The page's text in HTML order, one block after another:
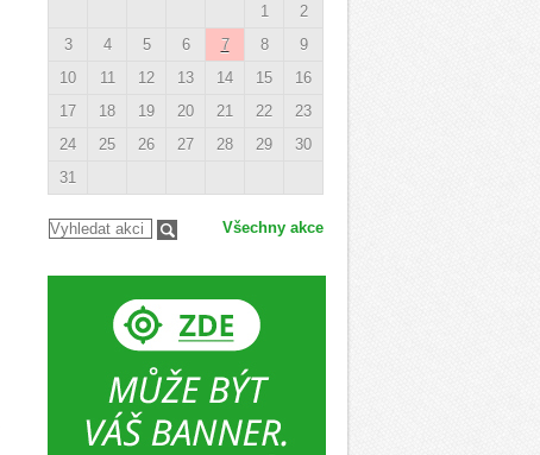
1
2
3
4 5 6 7 8
9
10
11 12 13 14 15
16
17
18 19 20 21 22
23
24
25 26 27 28 29
30
31
Všechny akce